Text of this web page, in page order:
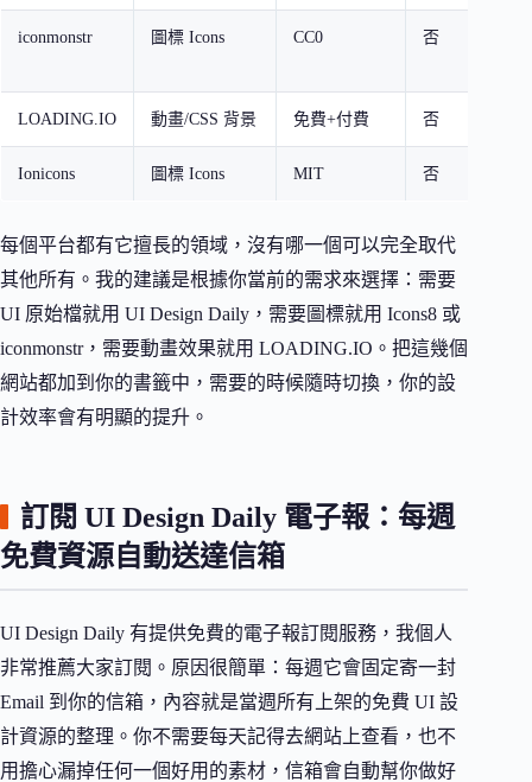
iconmonstr 圖標 Icons CC0 否
LOADING.IO 動畫/CSS 背景 免費+付費 否
Ionicons 圖標 Icons MIT 否
每個平台都有它擅長的領域，沒有哪一個可以完全取代
其他所有。我的建議是根據你當前的需求來選擇：需要
UI 原始檔就用 UI Design Daily，需要圖標就用 Icons8 或
iconmonstr，需要動畫效果就用 LOADING.IO。把這幾個
網站都加到你的書籤中，需要的時候隨時切換，你的設
計效率會有明顯的提升。
訂閱 UI Design Daily 電子報：每週
免費資源自動送達信箱
UI Design Daily 有提供免費的電子報訂閱服務，我個人
非常推薦大家訂閱。原因很簡單：每週它會固定寄一封
Email 到你的信箱，內容就是當週所有上架的免費 UI 設
計資源的整理。你不需要每天記得去網站上查看，也不
用擔心漏掉任何一個好用的素材，信箱會自動幫你做好